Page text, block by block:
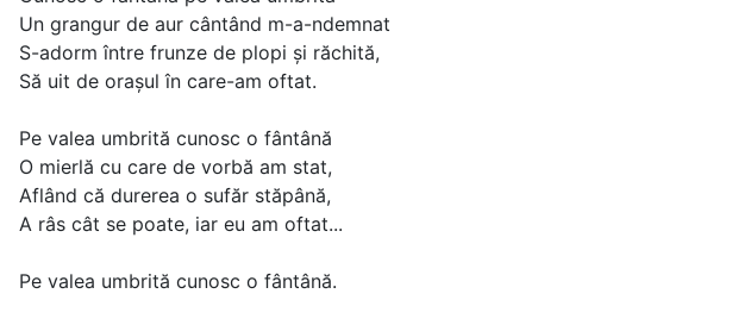
Un grangur de aur cântând m-a-ndemnat
S-adorm între frunze de plopi şi răchită,
Să uit de oraşul în care-am oftat.
Pe valea umbrită cunosc o fântână
O mierlă cu care de vorbă am stat,
Aflând că durerea o sufăr stăpână,
A râs cât se poate, iar eu am oftat...
Pe valea umbrită cunosc o fântână.